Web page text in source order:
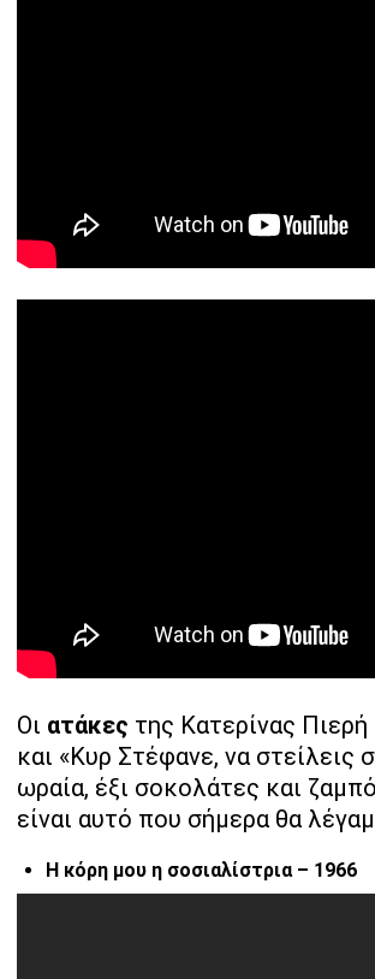
Οι ατάκες της Κατερίνας
και «Κυρ Στέφανε, να στείλεις
ωραία, έξι σοκολάτες και
είναι αυτό που σήμερα θα
Η κόρη μου η σοσιαλίστρια – 1966